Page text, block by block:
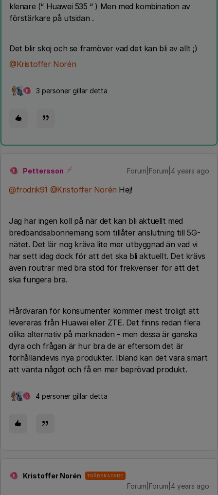
klenare (“ Huawei 535 “ ) Men med kombination av
förstärkare på utsidan .
Det blir skoj och se framöver vad det kan bli av allt ;)
@Kristoffer Norén
K 3 personer gillar detta
P Pettersson Forum|Forum|4 years ago
@frodrik91 @Kristoffer Norén Hej!
Jag har ingen koll på när det kan bli aktuellt med
bredbandsabonnemang som tillåter anslutning till 5G-
nätet. Det lär nog kräva lite mer utbyggnad än vad vi
har sett idag dock för att det ska bli aktuellt. Det krävs
även routrar med bra stöd för frekvenser för att det
ska fungera bra.
Hårdvaran för konsumenter kommer mest troligt att
levereras från Huawei eller ZTE. Det finns redan flera
olika alternativ på marknaden - men dessa är ganska
dyra och frågan är hur bra de är eftersom det är
förhållandevis nya produkter. Ibland kan det vara smart
att vänta något och få en mer beprövad produkt.
K 4 personer gillar detta
K Kristoffer Norén TRÅDSKAPARE
Forum|Forum|4 years ago